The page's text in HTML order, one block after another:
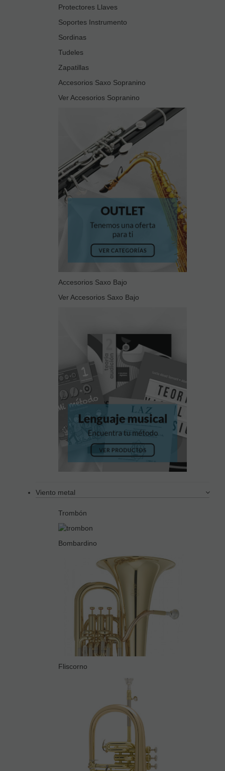
Protectores Llaves
Soportes Instrumento
Sordinas
Tudeles
Zapatillas
Accesorios Saxo Sopranino
Ver Accesorios Sopranino
Accesorios Saxo Bajo
Ver Accesorios Saxo Bajo
Viento metal
Trombón
Bombardino
Fliscorno